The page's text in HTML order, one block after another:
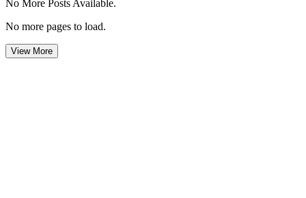
No More Posts Available.
No more pages to load.
View More